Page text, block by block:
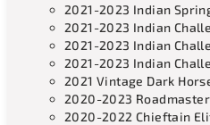
2021-2023 Indian
2021-2023 Indian
2021-2023 Indian
2021-2023 Indian
2021 Vintage Dark
2020-2023
2020-2022 Chieftain